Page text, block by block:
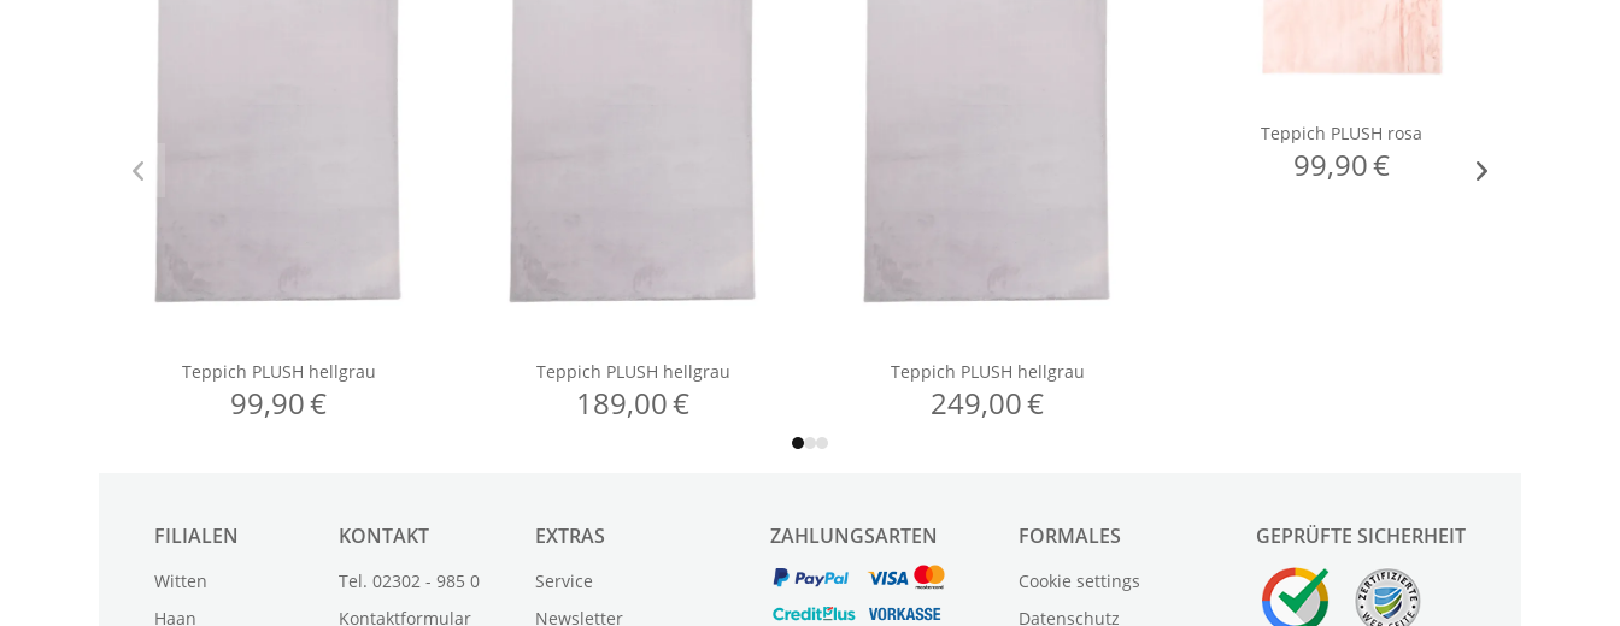
FILIALEN
Witten
Haan
KONTAKT
Tel. 02302 - 985 0
Kontaktformular
EXTRAS
Service
Newsletter
ZAHLUNGSARTEN FORMALES
Cookie settings
Datenschutz
GEPRÜFTE SICHERHEIT